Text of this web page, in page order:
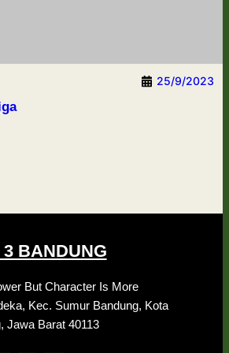
25/9/2023
BANDUNG
But Character Is More
Kec. Sumur Bandung, Kota
Jawa Barat 40113